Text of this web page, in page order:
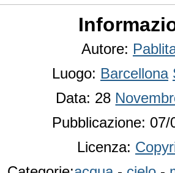
Autore:
Luogo: Barcellona
Data: 28
Pubblicazione: 07/
Licenza: